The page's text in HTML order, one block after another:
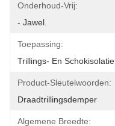
Onderhoud-Vrij:
- Jawel.
Toepassing:
Trillings- En Schokisolatie
Product-Sleutelwoorden:
Draadtrillingsdemper
Algemene Breedte: